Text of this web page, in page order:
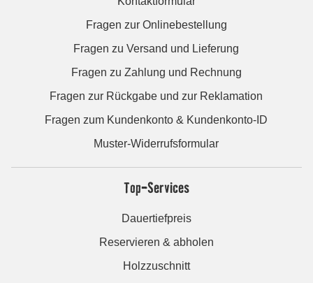
Fragen zur Onlinebestellung
Fragen zu Versand und Lieferung
Fragen zu Zahlung und Rechnung
Fragen zur Rückgabe und zur Reklamation
Fragen zum Kundenkonto & Kundenkonto-ID
Muster-Widerrufsformular
Top-Services
Dauertiefpreis
Reservieren & abholen
Holzzuschnitt